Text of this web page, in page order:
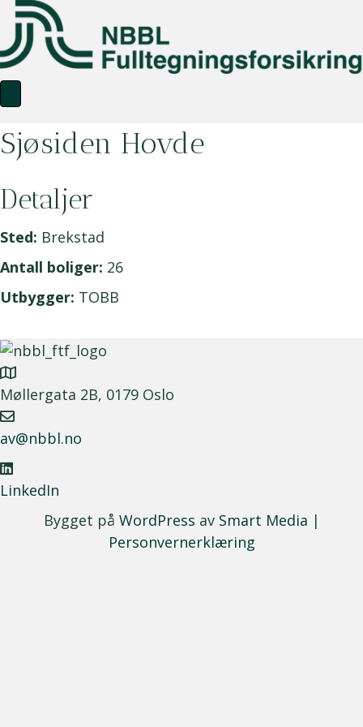
Sjøsiden Hovde
Detaljer
Sted: Brekstad
Antall boliger: 26
Utbygger: TOBB
Møllergata 2B, 0179 Oslo
av@nbbl.no
LinkedIn
Bygget på WordPress av Smart Media |
Personvernerklæring